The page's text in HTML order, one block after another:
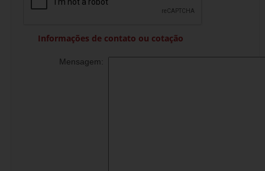
Informações de contato ou cotação
Mensagem: